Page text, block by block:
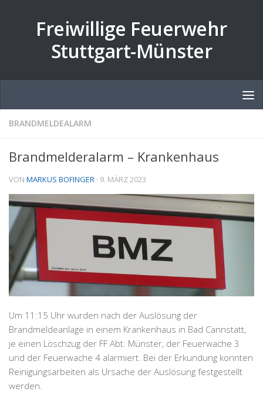
Freiwillige Feuerwehr
Stuttgart-Münster
BRANDMELDEALARM
Brandmelderalarm – Krankenhaus
VON MARKUS BOFINGER · 9. MÄRZ 2023
Um 11:15 Uhr wurden nach der Auslösung der
Brandmeldeanlage in einem Krankenhaus in Bad Cannstatt,
je einen Löschzug der FF Abt. Münster, der Feuerwache 3
und der Feuerwache 4 alarmiert. Bei der Erkundung konnten
Reinigungsarbeiten als Ursache der Auslösung festgestellt
werden.